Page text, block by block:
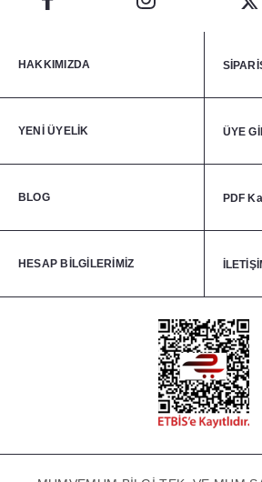
HAKKIMIZDA
YENİ ÜYELİK ÜYE
BLOG PDF
HESAP BİLGİLERİMİZ